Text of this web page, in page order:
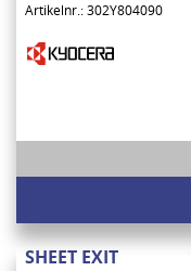
Artikelnr.: 302Y804090
SHEET EXIT